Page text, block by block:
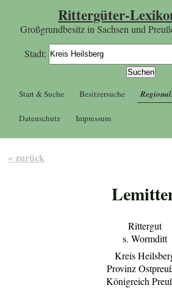
Rittergüter-
Großgrundbesitz in Sachsen und
Stadt:
Start & Suche Besitzersuche
Datenschutz Impressum
« zurück
Rittergut
s. Wormditt
Kreis
Provinz
Königreich